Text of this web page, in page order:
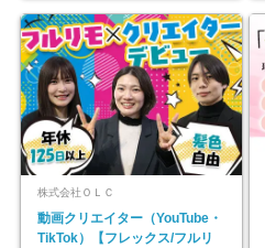
株式会社ＯＬＣ
動画クリエイター（YouTube・
TikTok）【フレックス/フルリ